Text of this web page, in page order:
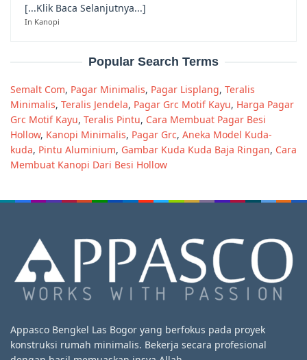
[...Klik Baca Selanjutnya...]
In Kanopi
Popular Search Terms
Semalt Com, Pagar Minimalis, Pagar Lisplang, Teralis
Minimalis, Teralis Jendela, Pagar Grc Motif Kayu, Harga Pagar
Grc Motif Kayu, Teralis Pintu, Cara Membuat Pagar Besi
Hollow, Kanopi Minimalis, Pagar Grc, Aneka Model Kuda-
kuda, Pintu Aluminium, Gambar Kuda Kuda Baja Ringan, Cara
Membuat Kanopi Dari Besi Hollow
Appasco Bengkel Las Bogor yang berfokus pada proyek
konstruksi rumah minimalis. Bekerja secara profesional